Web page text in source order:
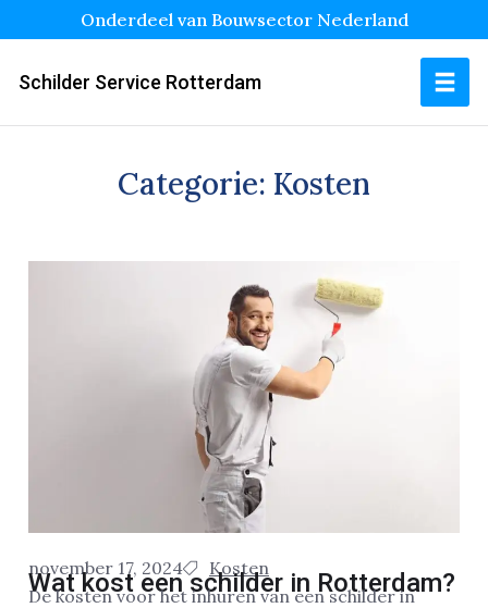
Onderdeel van Bouwsector Nederland
Schilder Service Rotterdam
Categorie: Kosten
november 17, 2024 Kosten
Wat kost een schilder in Rotterdam?
De kosten voor het inhuren van een schilder in